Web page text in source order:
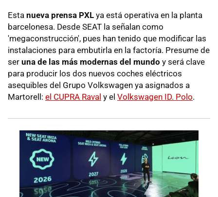
Esta nueva prensa PXL ya está operativa en la planta
barcelonesa. Desde SEAT la señalan como
'megaconstrucción', pues han tenido que modificar las
instalaciones para embutirla en la factoría. Presume de
ser una de las más modernas del mundo y será clave
para producir los dos nuevos coches eléctricos
asequibles del Grupo Volkswagen ya asignados a
Martorell: el CUPRA Raval y el Volkswagen ID. Polo.